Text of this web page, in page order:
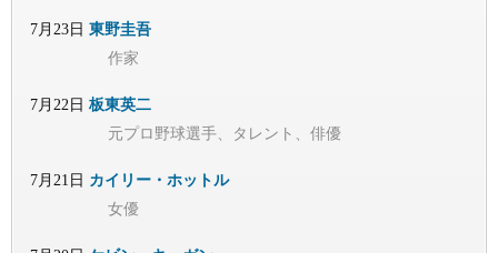
7月23日 東野圭吾
作家
7月22日 板東英二
元プロ野球選手、タレント、俳優
7月21日 カイリー・ホットル
女優